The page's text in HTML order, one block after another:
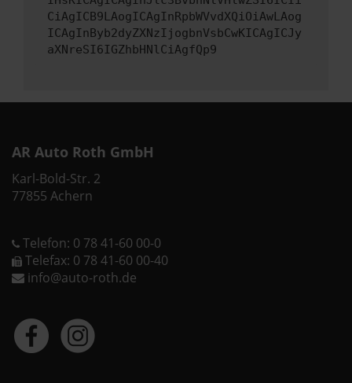
CiAgICB9LAogICAgInRpbWVvdXQiOiAwLAog
ICAgInByb2dyZXNzIjogbnVsbCwKICAgICJy
aXNreSI6IGZhbHNlCiAgfQp9
AR Auto Roth GmbH
Karl-Bold-Str. 2
77855 Achern
Telefon: 0 78 41-60 00-0
Telefax: 0 78 41-60 00-40
info@auto-roth.de